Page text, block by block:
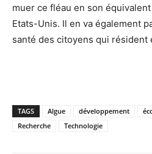
muer ce fléau en son
Etats-Unis. Il en va également
santé des citoyens qui résident
TAGS Algue développement
Recherche
Technologie